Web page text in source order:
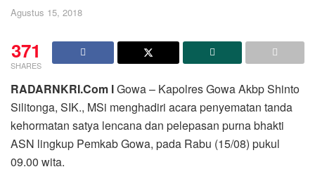
Agustus 15, 2018
371
SHARES
RADARNKRI.Com lGowa – Kapolres Gowa Akbp Shinto
Silitonga, SIK., MSi menghadiri acara penyematan tanda
kehormatan satya lencana dan pelepasan purna bhakti
ASN lingkup Pemkab Gowa, pada Rabu (15/08) pukul
09.00 wita.